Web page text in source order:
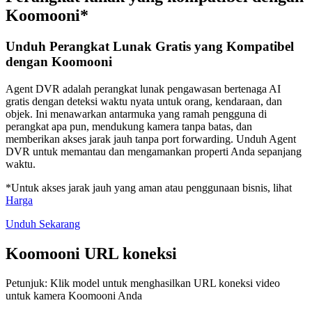
Koomooni*
Unduh Perangkat Lunak Gratis yang Kompatibel
dengan Koomooni
Agent DVR adalah perangkat lunak pengawasan bertenaga AI
gratis dengan deteksi waktu nyata untuk orang, kendaraan, dan
objek. Ini menawarkan antarmuka yang ramah pengguna di
perangkat apa pun, mendukung kamera tanpa batas, dan
memberikan akses jarak jauh tanpa port forwarding. Unduh Agent
DVR untuk memantau dan mengamankan properti Anda sepanjang
waktu.
*Untuk akses jarak jauh yang aman atau penggunaan bisnis, lihat
Harga
Unduh Sekarang
Koomooni URL koneksi
Petunjuk: Klik model untuk menghasilkan URL koneksi video
untuk kamera Koomooni Anda